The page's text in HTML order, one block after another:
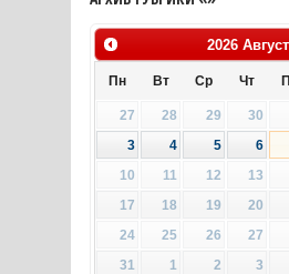
2026 Август
Пн Вт Ср Чт
27 28 29 30
3
4 5 6
10
11 12 13
17
18 19 20
24
25 26 27
31
1 2 3